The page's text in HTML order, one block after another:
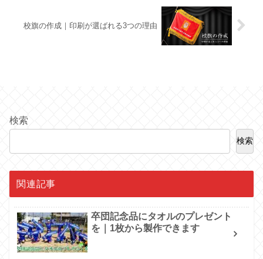
校旗の作成｜印刷が選ばれる3つの理由
検索
検索
関連記事
卒団記念品にタオルのプレゼント
を｜1枚から製作できます